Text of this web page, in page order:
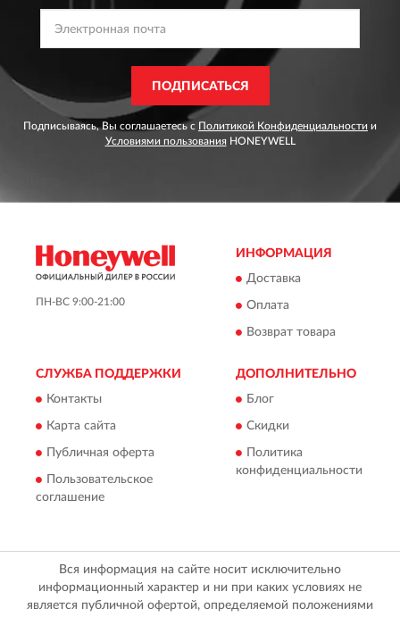
ПОДПИСАТЬСЯ
Подписываясь, Вы соглашаетесь с Политикой Конфиденциальности и
Условиями пользованияHONEYWELL
ПН-ВС 9:00-21:00
ИНФОРМАЦИЯ
Доставка
Оплата
Возврат товара
СЛУЖБА ПОДДЕРЖКИ
Контакты
Карта сайта
Публичная оферта
Пользовательское
соглашение
ДОПОЛНИТЕЛЬНО
Блог
Скидки
Политика
конфиденциальности
Вся информация на сайте носит исключительно
информационный характер и ни при каких условиях не
является публичной офертой, определяемой положениями